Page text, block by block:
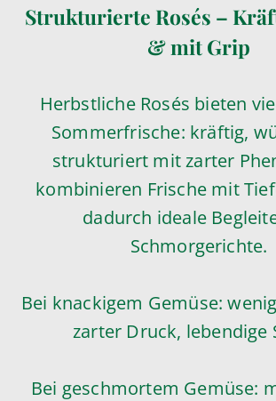
Strukturierte Rosés –
& mit Grip
Herbstliche Rosés bieten
Sommerfrische: kräftig,
strukturiert mit zarter
kombinieren Frische mit
dadurch ideale
Schmorgerichte.
Bei knackigem Gemüse:
zarter Druck, lebendige
Bei geschmortem Gemüse: